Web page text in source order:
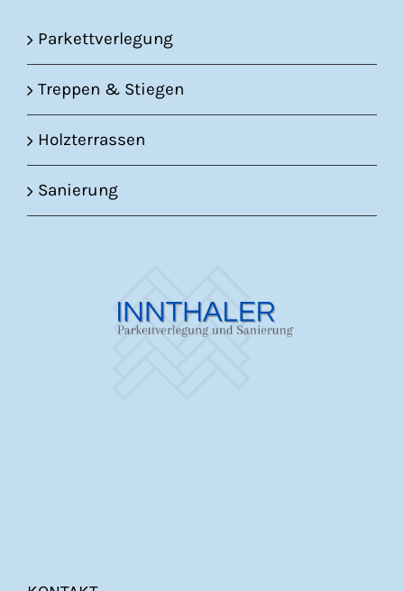
Parkettverlegung
Treppen & Stiegen
Holzterrassen
Sanierung